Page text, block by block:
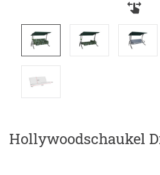
Hollywoodschaukel